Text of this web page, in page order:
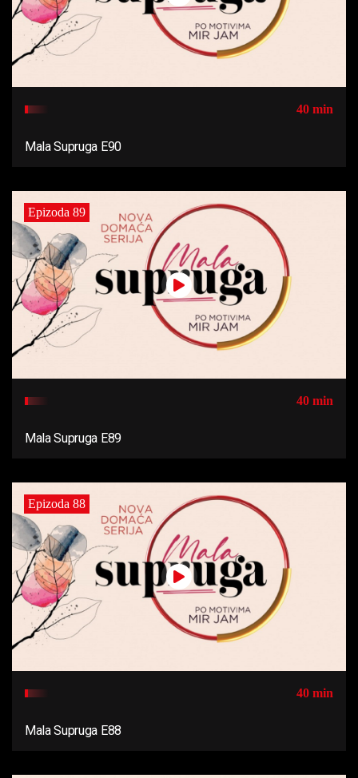
40 min
Mala Supruga E90
Epizoda 89
40 min
Mala Supruga E89
Epizoda 88
40 min
Mala Supruga E88